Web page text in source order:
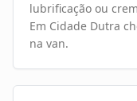
lubrificação ou
Em Cidade Dutra
na van.